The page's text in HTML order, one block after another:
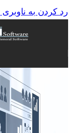
رد کردن به ناوبری